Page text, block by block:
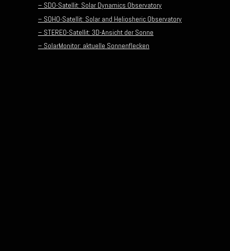
– SDO-Satellit: Solar Dynamics Observatory
– SOHO-Satellit: Solar and Heliosheric Observatory
– STEREO-Satellit: 3D-Ansicht der Sonne
– SolarMonitor: aktuelle Sonnenflecken